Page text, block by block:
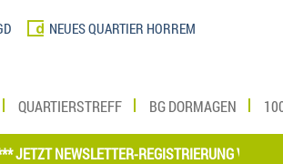
NEUES QUARTIER HORREM
QUARTIERSTREFF BG DORMAGEN
NEWSLETTER-REGISTRIERUNG VORNEHMEN